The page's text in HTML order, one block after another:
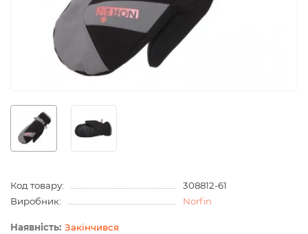
Код товару:
308812-61
Виробник:
Norfin
Закінчився